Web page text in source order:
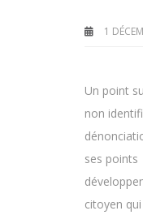
1
Un point
non
ses points
citoyen